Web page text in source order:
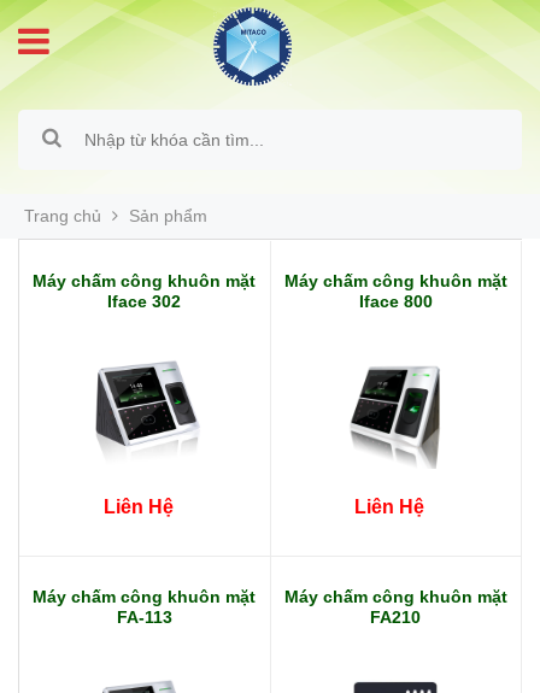
Trang chủ Sản phẩm
Máy chấm công khuôn mặt
Iface 302
Liên Hệ
Máy chấm công khuôn mặt
Iface 800
Liên Hệ
Máy chấm công khuôn mặt
FA-113
Máy chấm công khuôn mặt
FA210